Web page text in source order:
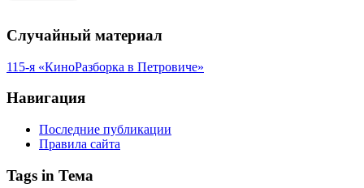
Случайный материал
115-я «КиноРазборка в Петровиче»
Навигация
Последние публикации
Правила сайта
Tags in Тема